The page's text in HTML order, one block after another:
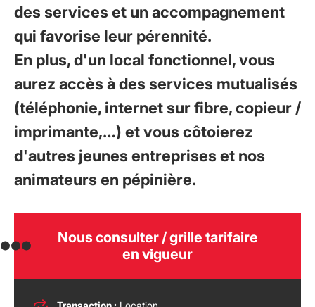
des services et un accompagnement
qui favorise leur pérennité.
En plus, d'un local fonctionnel, vous
aurez accès à des services mutualisés
(téléphonie, internet sur fibre, copieur /
imprimante,…) et vous côtoierez
d'autres jeunes entreprises et nos
animateurs en pépinière.
Nous consulter / grille tarifaire
en vigueur